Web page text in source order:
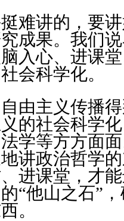
难讲的，要
成果。我们
入心、进课
会科学化。
由主义传播
的社会科学
学等方方面
讲政治哲学
进课堂，才
“他山之石”
。